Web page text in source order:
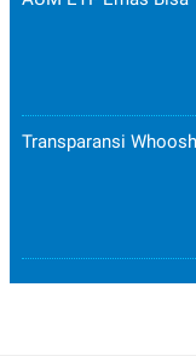
Transparansi Whoosh